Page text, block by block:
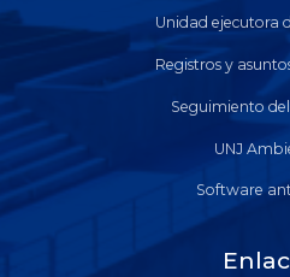
Unidad ejecutora
Registros y
Seguimiento
UNJ
Software